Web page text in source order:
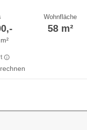
Wohnfläche
58 m²